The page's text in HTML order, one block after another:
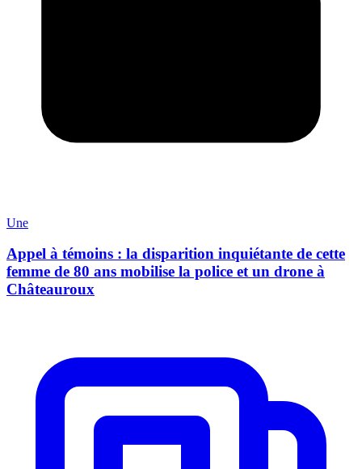
Une
Appel à témoins : la disparition inquiétante de cette
femme de 80 ans mobilise la police et un drone à
Châteauroux